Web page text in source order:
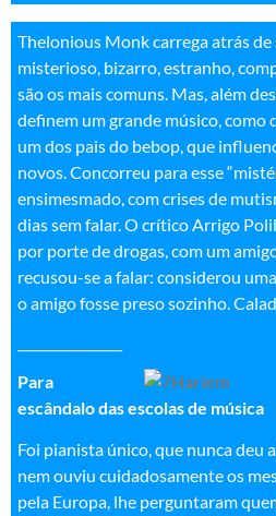
Thelonious Monk carrega atrás
misterioso, bizarro, estranho,
são os mais comuns. Mas, além
definem um grande músico,
um dos pais do bebop, que
novos. Concorreu para esse
ensimesmado, com crises de
dias sem falar. O crítico Arrigo
por porte de drogas, com um
recusou-se a falar: considerou
o amigo fosse preso sozinho.
Para
escândalo das escolas de música
Foi pianista único, que nunca deu
nem ouviu cuidadosamente os
pela Europa, lhe perguntaram